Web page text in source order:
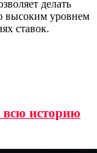
делать
высоким уровнем
ставок.
всю историю